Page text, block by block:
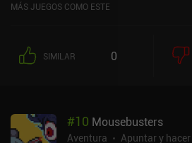
MÁS JUEGOS COMO ESTE
SIMILAR 0
#10 Mousebusters
Aventura
Apuntar y